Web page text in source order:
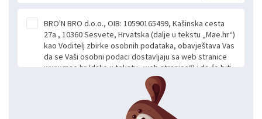
BRO'N BRO d.o.o., OIB: 10590165499, Kašinska cesta
27a , 10360 Sesvete, Hrvatska (dalje u tekstu „Mae.hr“)
kao Voditelj zbirke osobnih podataka, obavještava Vas
da se Vaši osobni podaci dostavljaju sa web stranice
www.mae.hr (dalje u tekstu „web stranice“) i da će biti
obrađeni. Prihvaćanjem ove Izjave smatra se da
slobodno i izričito dajete privolu za prikupljanje i daljnju
obradu Vaših osobnih podataka koje ustupate Mae.hr
putem ovih web stranica u svrhu odgovora i daljnje